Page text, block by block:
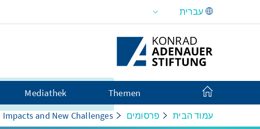
Skip to Main Content
לצערנו, תוכן זה אינו זמין Themen
Mediathek
עמוד הבית פרסומים and New Challenges